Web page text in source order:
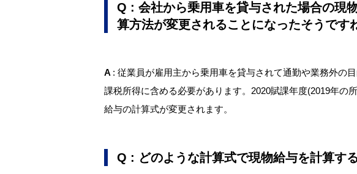
Q : 会社から乗用車を貸与された場合の現
算方法が変更されることになったそうです
A : 従業員が雇用主から乗用車を貸与されて通勤や業務外の
課税所得に含める必要があります。2020賦課年度(2019年の
給与の計算式が変更されます。
Q : どのような計算式で現物給与を計算す